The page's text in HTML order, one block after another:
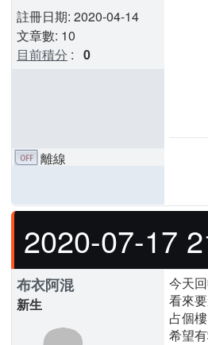
註冊日期: 2020-04-14
文章數: 10
目前積分 : 0
離線
2020-07-17
布衣阿混
新生
今天
看來
占個
希望